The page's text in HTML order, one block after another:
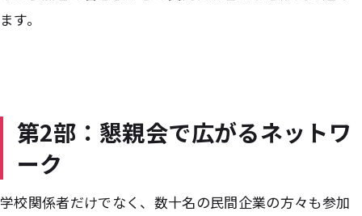
ます。
第2部：懇親会で広がるネットワ
ーク
学校関係者だけでなく、数十名の民間企業の方々も参加